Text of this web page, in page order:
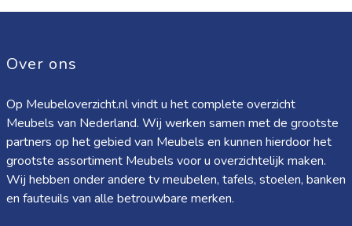
Over ons
Op Meubeloverzicht.nl vindt u het complete overzicht
Meubels van Nederland. Wij werken samen met de grootste
partners op het gebied van Meubels en kunnen hierdoor het
grootste assortiment Meubels voor u overzichtelijk maken.
Wij hebben onder andere tv meubelen, tafels, stoelen, banken
en fauteuils van alle betrouwbare merken.